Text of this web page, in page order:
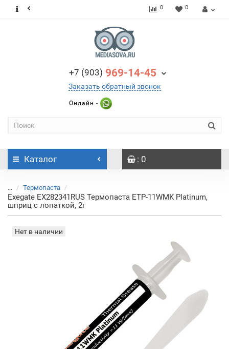
0 0
+7 (903) 969-14-45
Заказать обратный звонок
Онлайн -
Каталог : 0
... Термопаста
Exegate EX282341RUS Термопаста ETP-11WMK Platinum,
шприц с лопаткой, 2г
Нет в наличии